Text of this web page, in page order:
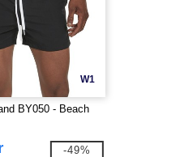
W1
BY050 - Beach
-49%